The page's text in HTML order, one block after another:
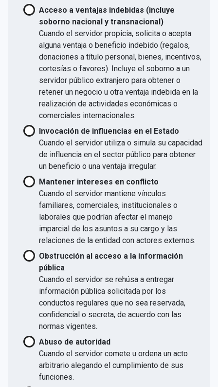
Acceso a ventajas indebidas (incluye
soborno nacional y transnacional)
Cuando el servidor propicia, solicita o acepta
alguna ventaja o beneficio indebido (regalos,
donaciones a título personal, bienes, incentivos,
cortesías o favores). Incluye el soborno a un
servidor público extranjero para obtener o
retener un negocio u otra ventaja indebida en la
realización de actividades económicas o
comerciales internacionales.
Invocación de influencias en el Estado
Cuando el servidor utiliza o simula su capacidad
de influencia en el sector público para obtener
un beneficio o una ventaja irregular.
Mantener intereses en conflicto
Cuando el servidor mantiene vínculos
familiares, comerciales, institucionales o
laborales que podrían afectar el manejo
imparcial de los asuntos a su cargo y las
relaciones de la entidad con actores externos.
Obstrucción al acceso a la información
pública
Cuando el servidor se rehúsa a entregar
información pública solicitada por los
conductos regulares que no sea reservada,
confidencial o secreta, de acuerdo con las
normas vigentes.
Abuso de autoridad
Cuando el servidor comete u ordena un acto
arbitrario alegando el cumplimiento de sus
funciones.